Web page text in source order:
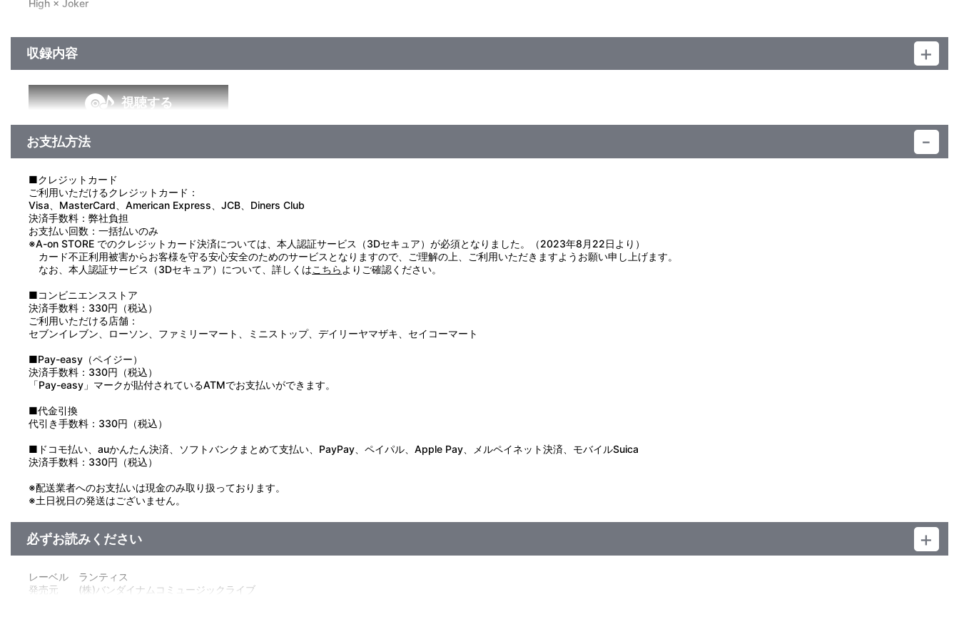
High × Joker
収録内容
視聴する
＜収録曲＞
2：Ｄｒａｍａ ｐａｒｔ １ ～Ｈｉｇｈ×Ｊｏｋｅｒ～
3：ＪＯＫＥＲ□オールマイティ
4：Ｄｒａｍａ ｐａｒｔ ２ ～Ｈｉｇｈ×Ｊｏｋｅｒ ＆ Ｂｅｉｔ～
5：ＤＲＩＶＥ Ａ ＬＩＶＥ （Ｈｉｇｈ×Ｊｏｋｅｒ ｖｅｒ．）
お支払方法
■クレジットカード
ご利用いただけるクレジットカード：
Visa、MasterCard、American Express、JCB、Diners Club
決済手数料：弊社負担
お支払い回数：一括払いのみ
※A-on STORE でのクレジットカード決済については、本人認証サービス（3Dセキュア）が必須となりました。（2023年8月22日より）
カード不正利用被害からお客様を守る安心安全のためのサービスとなりますので、ご理解の上、ご利用いただきますようお願い申し上げます。
なお、本人認証サービス（3Dセキュア）について、詳しくはこちら よりご確認ください。
■コンビニエンスストア
決済手数料：330円（税込）
ご利用いただける店舗：
セブンイレブン、ローソン、ファミリーマート、ミニストップ、デイリーヤマザキ、セイコーマート
■Pay-easy（ペイジー）
決済手数料：330円（税込）
「Pay-easy」マークが貼付されているATMでお支払いができます。
■代金引換
代引き手数料：330円（税込）
■ドコモ払い、auかんたん決済、ソフトバンクまとめて支払い、PayPay、ペイパル、Apple Pay、メルペイネット決済、モバイルSuica
決済手数料：330円（税込）
※配送業者へのお支払いは現金のみ取り扱っております。
※土日祝日の発送はございません。
必ずお読みください
レーベル ランティス
発売元 (株)バンダイナムコミュージックライブ